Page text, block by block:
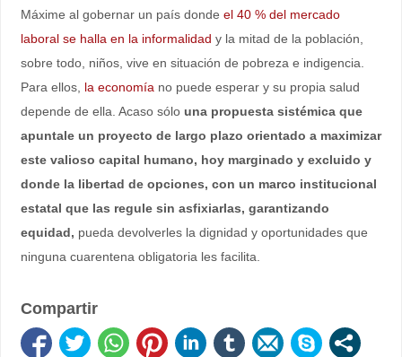
Máxime al gobernar un país donde el 40 % del mercado
laboral se halla en la informalidad y la mitad de la población,
sobre todo, niños, vive en situación de pobreza e indigencia.
Para ellos, la economía no puede esperar y su propia salud
depende de ella. Acaso sólo una propuesta sistémica que
apuntale un proyecto de largo plazo orientado a maximizar
este valioso capital humano, hoy marginado y excluido y
donde la libertad de opciones, con un marco institucional
estatal que las regule sin asfixiarlas, garantizando
equidad, pueda devolverles la dignidad y oportunidades que
ninguna cuarentena obligatoria les facilita.
Compartir